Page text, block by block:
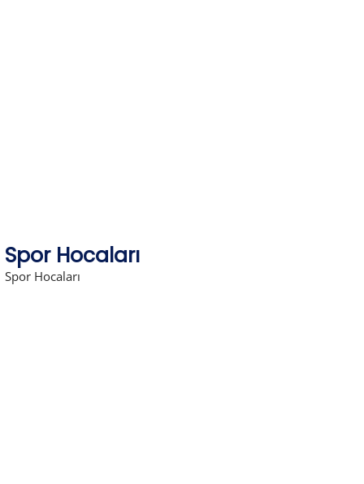
Spor Hocaları
Spor Hocaları